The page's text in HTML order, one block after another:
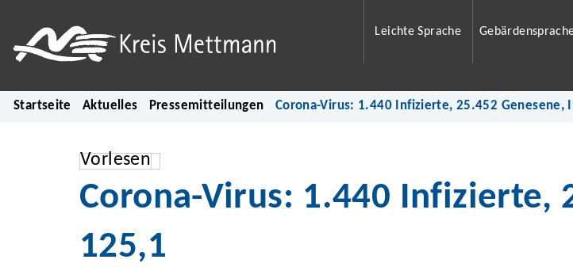
Leichte Sprache
Startseite Aktuelles Pressemitteilungen Corona-Virus: 1.440 Infizierte, 25.452 Genesene,
Vorlesen
Corona-Virus: 1.440 Infizierte,
125,1